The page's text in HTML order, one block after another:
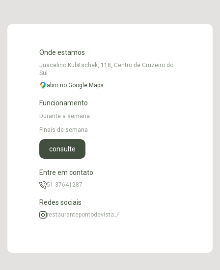
Onde estamos
Juscelino Kubitschek, 118, Centro de Cruzeiro do
Sul
abrir no Google Maps
Funcionamento
Durante a semana
Finais de semana
consulte
Entre em contato
51 37641287
Redes sociais
restaurantepontodevista_/